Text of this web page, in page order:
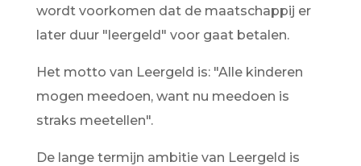
wordt voorkomen dat de maatschappij er
later duur "leergeld" voor gaat betalen.
Het motto van Leergeld is: "Alle kinderen
mogen meedoen, want nu meedoen is
straks meetellen".
De lange termijn ambitie van Leergeld is